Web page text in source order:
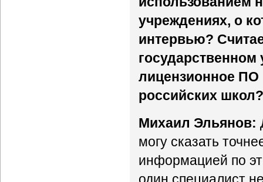
учреждениях, о
интервью?
лицензионное ПО
российских школ?
Михаил Эльянов:
могу сказать
информацией по